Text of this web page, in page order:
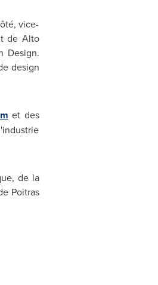
vice-
de Alto
Design.
design
et des
de la
Poitras